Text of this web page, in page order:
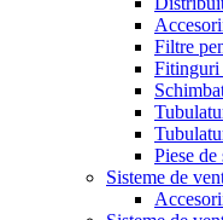
Filtre
Fitinguri
Piese
Sisteme de